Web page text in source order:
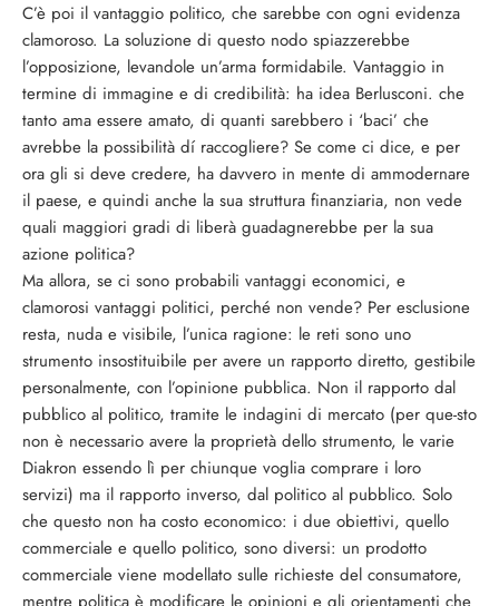
C’è poi il vantaggio politico, che sarebbe con ogni evidenza
clamoroso. La soluzione di questo nodo spiazzerebbe
l’opposizione, levandole un’arma formidabile. Vantaggio in
termine di immagine e di credibilità: ha idea Berlusconi. che
tanto ama essere amato, di quanti sarebbero i ‘baci’ che
avrebbe la possibilità dí raccogliere? Se come ci dice, e per
ora gli si deve credere, ha davvero in mente di ammodernare
il paese, e quindi anche la sua struttura finanziaria, non vede
quali maggiori gradi di liberà guadagnerebbe per la sua
azione politica?
Ma allora, se ci sono probabili vantaggi economici, e
clamorosi vantaggi politici, perché non vende? Per esclusione
resta, nuda e visibile, l’unica ragione: le reti sono uno
strumento insostituibile per avere un rapporto diretto, gestibile
personalmente, con l’opinione pubblica. Non il rapporto dal
pubblico al politico, tramite le indagini di mercato (per que-sto
non è necessario avere la proprietà dello strumento, le varie
Diakron essendo lì per chiunque voglia comprare i loro
servizi) ma il rapporto inverso, dal politico al pubblico. Solo
che questo non ha costo economico: i due obiettivi, quello
commerciale e quello politico, sono diversi: un prodotto
commerciale viene modellato sulle richieste del consumatore,